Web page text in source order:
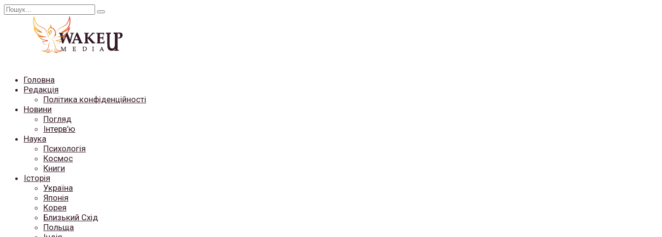
Перейти
Search
Головна
Редакція
Політика конфіденційності
Новини
Погляд
Інтерв’ю
Наука
Психологія
Космос
Книги
Історія
Україна
Японія
Корея
Близький Схід
Польща